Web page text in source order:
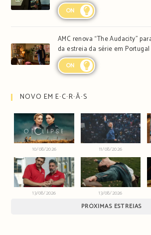
ON
AMC renova “The Audacity”
da estreia da série em Portugal
ON
NOVO EM E∙C∙R∙Ã∙S
10/08/2026 11/08/2026
13/08/2026 13/08/2026
PRÓXIMAS ESTREIAS